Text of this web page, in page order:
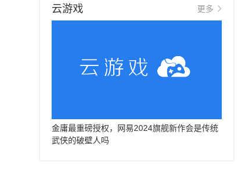
云游戏 更多
金庸最重磅授权，网易2024旗舰新作会是传统
武侠的破壁人吗